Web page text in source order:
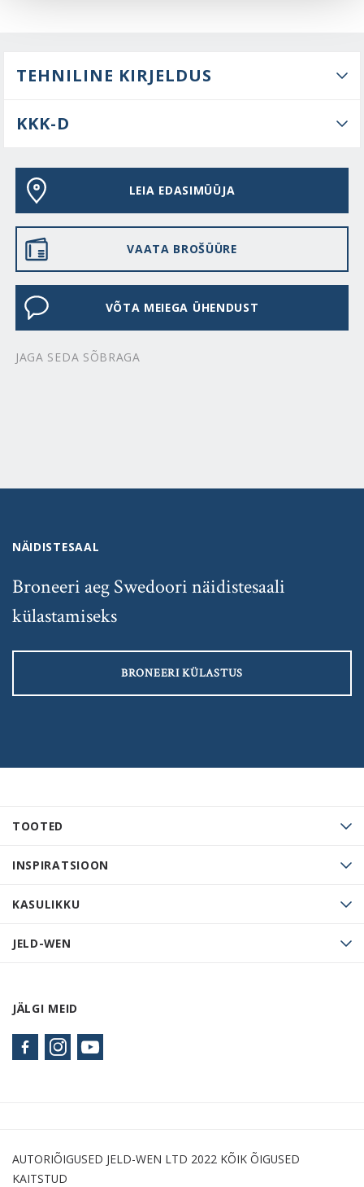
TEHNILINE KIRJELDUS
KKK-D
LEIA EDASIMÜÜJA
VAATA BROŠÜÜRE
VÕTA MEIEGA ÜHENDUST
JAGA SEDA SÕBRAGA
TOOTED
INSPIRATSIOON
KASULIKKU
JELD-WEN
JÄLGI MEID
NÄIDISTESAAL
Broneeri aeg Swedoori näidistesaali
külastamiseks
BRONEERI KÜLASTUS
AUTORIÕIGUSED JELD-WEN LTD 2022 KÕIK ÕIGUSED
KAITSTUD